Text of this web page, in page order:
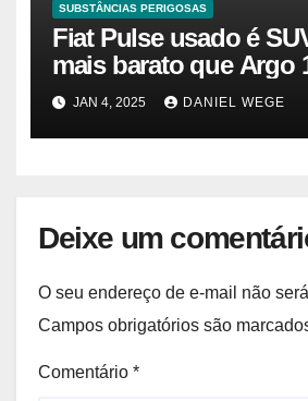
SUBSTÂNCIAS PERIGOSAS
Fiat Pulse usado é
mais barato que Argo
quilômetro
JAN 4, 2025 DANIEL WEGE
Deixe um
O seu endereço de e-mail não
Campos obrigatórios são
Comentário *